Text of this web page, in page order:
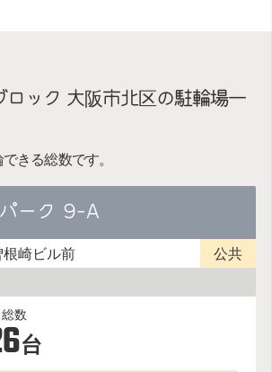
ック 大阪市北区の駐輪場一
きる総数です。
ーク 9-A
根崎ビル前
公共
台